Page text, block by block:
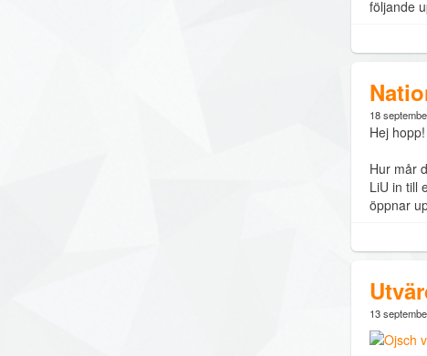
följande
18
Hej hopp!
Hur mår
LiU in till
öppnar
13